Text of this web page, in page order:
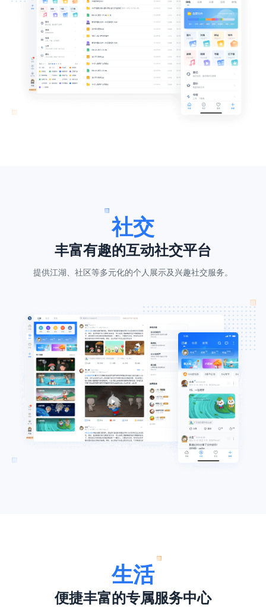
社交
丰富有趣的互动社交平台
提供江湖、社区等多元化的个人展示及兴趣社交服务。
生活
便捷丰富的专属服务中心